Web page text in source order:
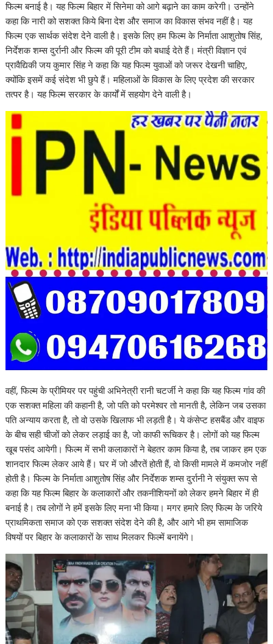
फिल्‍म बनाई है। यह फिल्‍म बिहार में सिनेमा को आगे बढ़ाने का काम करेगी। उन्‍होंने
कहा कि नारी को सशक्त किये बिना देश और समाज का विकास संभव नहीं है। यह
फिल्‍म एक सार्थक संदेश देने वाली है। इसके लिए हम फिल्‍म के निर्माता आशुतोष सिंह,
निर्देशक शम्स दुर्रानी और फिल्‍म की पूरी टीम को बधाई देते हैं। मंत्री विज्ञान एवं
प्रावैद्यिकी जय कुमार सिंह ने कहा कि यह फिल्‍म युवाओं को जरूर देखनी चाहिए,
क्‍योंकि इसमें कई संदेश भी छुपे हैं। महिलाओं के विकास के लिए प्रदेश की सरकार
तत्‍पर है। यह फिल्‍म सरकार के कार्यों में सहयोग देने वाली है।
वहीं, फिल्‍म के प्रीमियर पर पहुंची अभिनेत्री रानी चटर्जी ने कहा कि यह फिल्‍म गांव की
एक सशक्‍त महिला की कहानी है, जो पति को परमेश्‍वर तो मानती है, लेकिन जब उसका
पति अन्‍याय करता है, तो वो उसके खिलाफ भी लड़ती है। ये कंसेप्‍ट हसबैंड और वाइफ
के बीच सही चीजों को लेकर लड़ाई का है, जो काफी रूचिकर है। लोगों को यह फिल्‍म
खूब पसंद आयेगी। फिल्‍म में सभी कलाकारों ने बेहतर काम किया है, तब जाकर हम एक
शानदार फिल्‍म लेकर आये हैं। घर में जो औरतें होती हैं, वो किसी मामले में कमजोर नहीं
होती है। फिल्‍म के निर्माता आशुतोष सिंह और निर्देशक शम्स दुर्रानी ने संयुक्‍त रूप से
कहा कि यह फिल्‍म बिहार के कलाकारों और तकनीशियनों को लेकर हमने बिहार में ही
बनाई है। तब लोगों ने हमें इसके लिए मना भी किया। मगर हमारे लिए फिल्‍म के जरिये
प्राथमिकता समाज को एक सशक्‍त संदेश देने की है, और आगे भी हम सामाजिक
विषयों पर बिहार के कलाकारों के साथ मिलकर फिल्‍में बनायेंगे।